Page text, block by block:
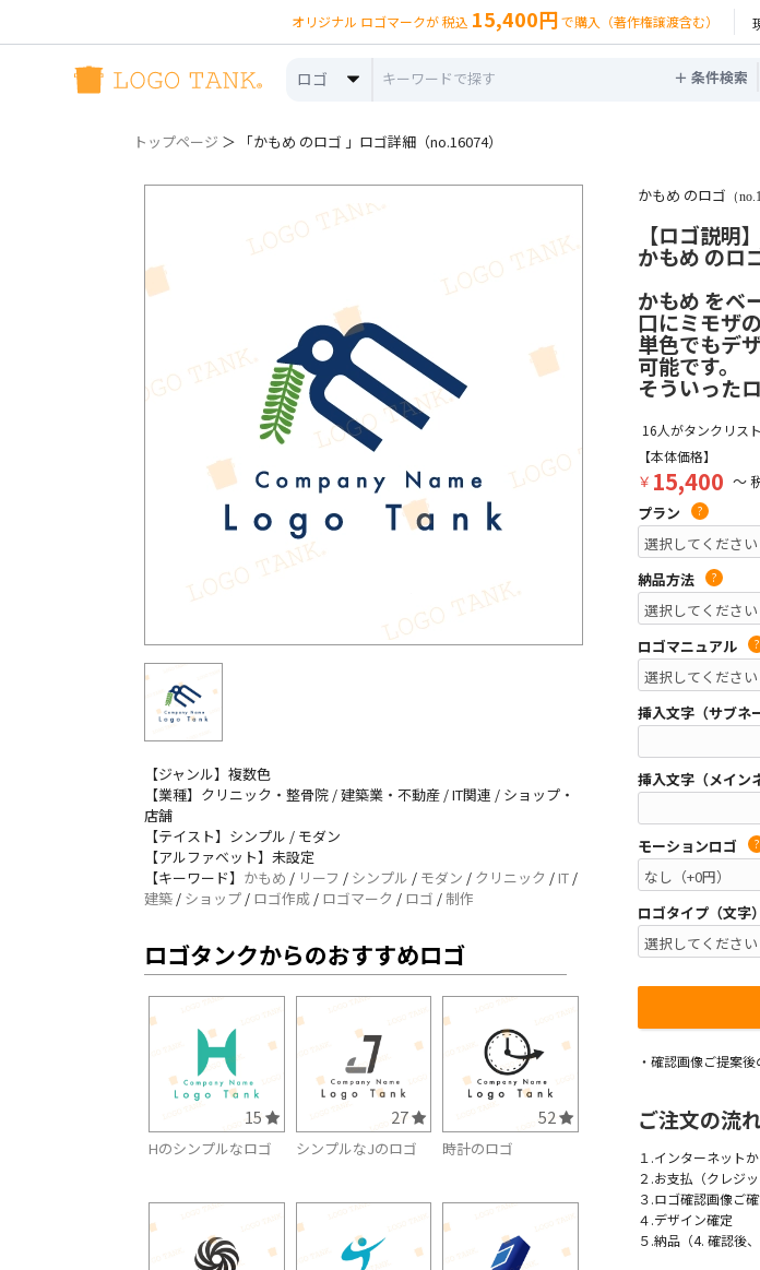
オリジナル ロゴマークが 税込 15,400円 で購入（著作権譲渡含む）
ロゴ ＋ 条件検索
トップページ ＞ 「かもめ のロゴ 」ロゴ詳細（no.16074）
【ジャンル】複数色
【業種】クリニック・整骨院 / 建築業・不動産 / IT関連 / ショップ・
店舗
【テイスト】シンプル / モダン
【アルファベット】未設定
【キーワード】 かもめ / リーフ / シンプル / モダン / クリニック /IT /
建築 / ショップ / ロゴ作成 / ロゴマーク / ロゴ / 制作
ロゴタンクからのおすすめロゴ
15
Hのシンプルなロゴ
27
シンプルなJのロゴ
52
時計のロゴ
かもめ のロゴ （
【ロゴ説明】
かもめ のロ
かもめ をベ
口にミモザ
単色でもデ
可能です。
そういった
16人がタンクリス
【本体価格】
￥ 15,400 ～
プラン
?
納品方法 ?
ロゴマニュアル ?
挿入文字（サブネ
挿入文字（メイン
モーションロゴ ?
ロゴタイプ（文字
・確認画像ご提案
ご注文の流
１.インターネット
２.お支払（クレジ
３.ロゴ確認画像ご
４.デザイン確定
５.納品（4. 確認後